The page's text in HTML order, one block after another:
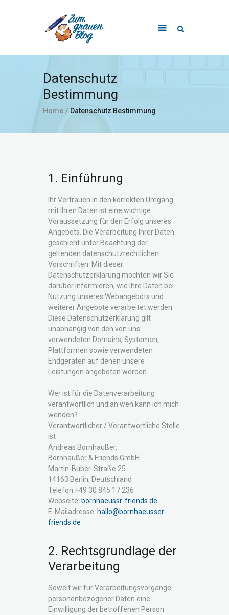
Datenschutz
Bestimmung
Home Datenschutz Bestimmung
Alle Beiträge
Beitrag erstellen
Über Uns
1. Einführung
Ihr Vertrauen in den korrekten Umgang
mit Ihren Daten ist eine wichtige
Voraussetzung für den Erfolg unseres
Angebots. Die Verarbeitung Ihrer Daten
geschieht unter Beachtung der
geltenden datenschutzrechtlichen
Vorschriften. Mit dieser
Datenschutzerklärung möchten wir Sie
darüber informieren, wie Ihre Daten bei
Nutzung unseres Webangebots und
weiterer Angebote verarbeitet werden.
Diese Datenschutzerklärung gilt
unabhängig von den von uns
verwendeten Domains, Systemen,
Plattformen sowie verwendeten
Endgeräten auf denen unsere
Leistungen angeboten werden.
Wer ist für die Datenverarbeitung
verantwortlich und an wen kann ich mich
wenden?
Verantwortlicher / Verantwortliche Stelle
ist
Andreas Bornhäußer,
Bornhäußer & Friends GmbH
Martin-Buber-Straße 25
14163 Berlin, Deutschland
Telefon +49 30 845 17 236
Webseite: bornhaeussr-friends.de
E-Mailadresse: hallo@bornhaeusser-
friends.de
2. Rechtsgrundlage der
Verarbeitung
Soweit wir für Verarbeitungsvorgänge
personenbezogener Daten eine
Einwilligung der betroffenen Person